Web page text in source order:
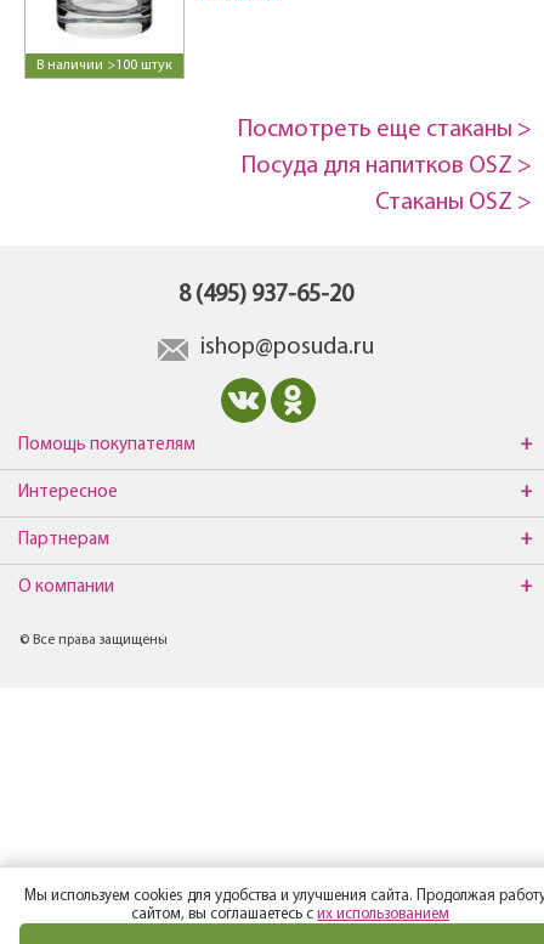
В наличии >100 штук
Посмотреть еще стаканы >
Посуда для напитков OSZ >
Стаканы OSZ >
8 (495) 937-65-20
ishop@posuda.ru
Помощь покупателям
Интересное
Партнерам
О компании
© Все права защищены
Мы используем cookies для удобства и улучшения сайта. Продолжая
сайтом, вы соглашаетесь с их использованием